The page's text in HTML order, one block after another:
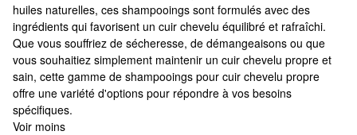
huiles naturelles, ces shampooings sont formulés avec des
ingrédients qui favorisent un cuir chevelu équilibré et rafraîchi.
Que vous souffriez de sécheresse, de démangeaisons ou que
vous souhaitiez simplement maintenir un cuir chevelu propre et
sain, cette gamme de shampooings pour cuir chevelu propre
offre une variété d'options pour répondre à vos besoins
spécifiques.
Voir moins